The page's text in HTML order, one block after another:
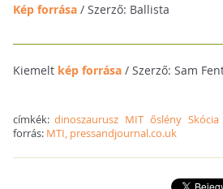
Kép forrása/ Szerző: Ballista
Kiemelt kép forrása/ Szerző: Sam
címkék: dinoszaurusz MIT őslény Skócia
forrás: MTI, pressandjournal.co.uk